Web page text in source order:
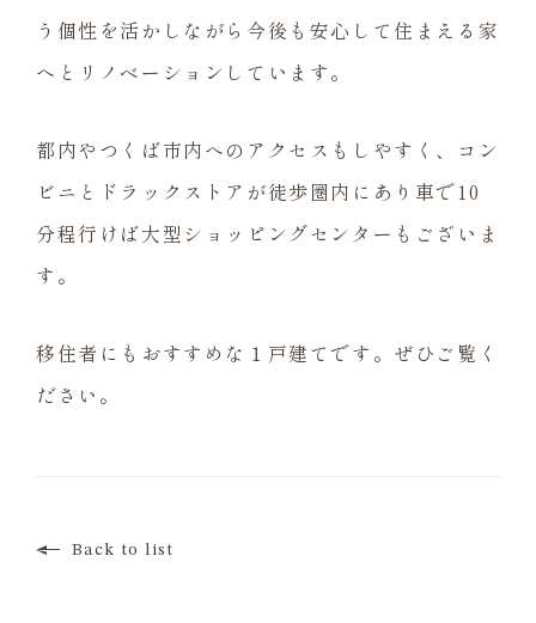
う個性を活かしながら今後も安心して住まえる家
へとリノベーションしています。
都内やつくば市内へのアクセスもしやすく、コン
ビニとドラックストアが徒歩圏内にあり車で10
分程行けば大型ショッピングセンターもございま
す。
移住者にもおすすめな１戸建てです。ぜひご覧く
ださい。
Back to list